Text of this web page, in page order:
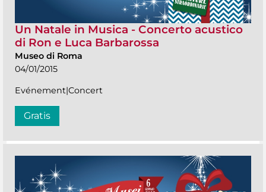
Un Natale in Musica - Concerto acustico
di Ron e Luca Barbarossa
Museo di Roma
04/01/2015
Evénement|Concert
Gratis